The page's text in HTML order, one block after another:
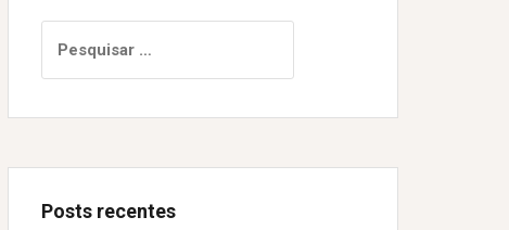
s
i
a
Posts recentes